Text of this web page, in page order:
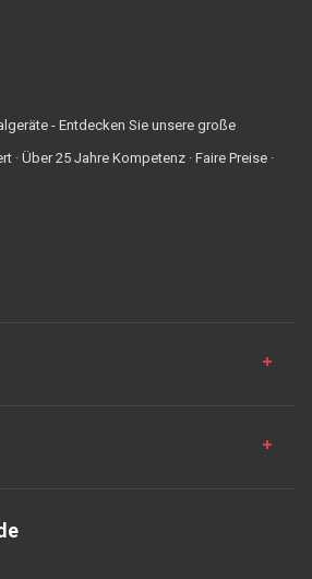
- Entdecken Sie unsere große
· Über 25 Jahre Kompetenz · Faire Preise ·